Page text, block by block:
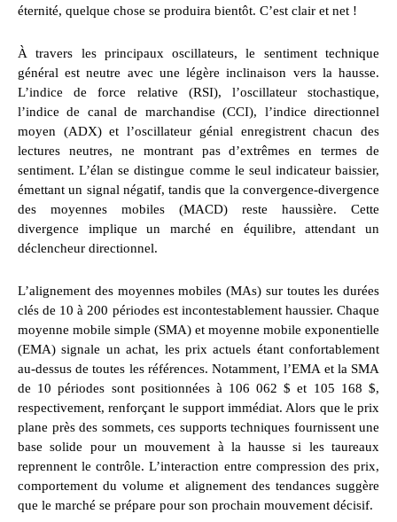
éternité, quelque chose se produira bientôt. C’est clair et net !
À travers les principaux oscillateurs, le sentiment technique
général est neutre avec une légère inclinaison vers la hausse.
L’indice de force relative (RSI), l’oscillateur stochastique,
l’indice de canal de marchandise (CCI), l’indice directionnel
moyen (ADX) et l’oscillateur génial enregistrent chacun des
lectures neutres, ne montrant pas d’extrêmes en termes de
sentiment. L’élan se distingue comme le seul indicateur baissier,
émettant un signal négatif, tandis que la convergence-divergence
des moyennes mobiles (MACD) reste haussière. Cette
divergence implique un marché en équilibre, attendant un
déclencheur directionnel.
L’alignement des moyennes mobiles (MAs) sur toutes les durées
clés de 10 à 200 périodes est incontestablement haussier. Chaque
moyenne mobile simple (SMA) et moyenne mobile exponentielle
(EMA) signale un achat, les prix actuels étant confortablement
au-dessus de toutes les références. Notamment, l’EMA et la SMA
de 10 périodes sont positionnées à 106 062 $ et 105 168 $,
respectivement, renforçant le support immédiat. Alors que le prix
plane près des sommets, ces supports techniques fournissent une
base solide pour un mouvement à la hausse si les taureaux
reprennent le contrôle. L’interaction entre compression des prix,
comportement du volume et alignement des tendances suggère
que le marché se prépare pour son prochain mouvement décisif.